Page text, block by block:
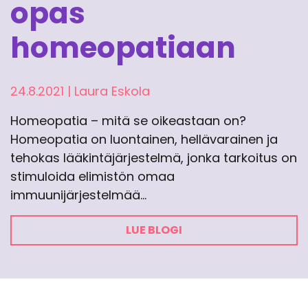
opas
homeopatiaan
24.8.2021 | Laura Eskola
Homeopatia – mitä se oikeastaan on?
Homeopatia on luontainen, hellävarainen ja
tehokas lääkintäjärjestelmä, jonka tarkoitus on
stimuloida elimistön omaa
immuunijärjestelmää…
LUE BLOGI